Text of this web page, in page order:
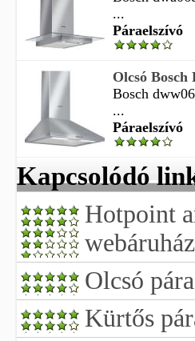
...
Páraelszívó
Olcsó
Bosch
...
Páraelszívó
Kapcsolódó
Hotpoint
webáruház
Olcsó
Kürtős